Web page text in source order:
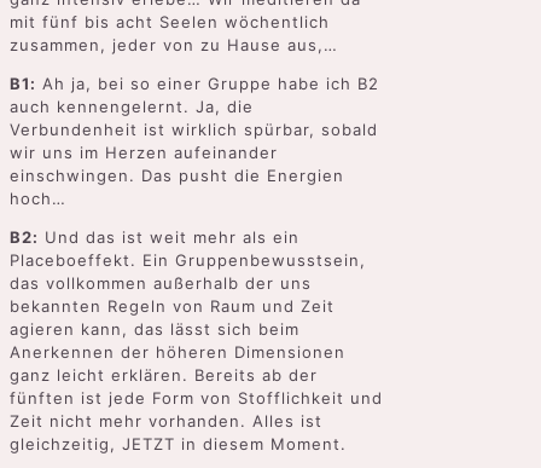
mit fünf bis acht Seelen wöchentlich
zusammen, jeder von zu Hause aus,…
B1: Ah ja, bei so einer Gruppe habe ich B2
auch kennengelernt. Ja, die
Verbundenheit ist wirklich spürbar, sobald
wir uns im Herzen aufeinander
einschwingen. Das pusht die Energien
hoch…
B2: Und das ist weit mehr als ein
Placeboeffekt. Ein Gruppenbewusstsein,
das vollkommen außerhalb der uns
bekannten Regeln von Raum und Zeit
agieren kann, das lässt sich beim
Anerkennen der höheren Dimensionen
ganz leicht erklären. Bereits ab der
fünften ist jede Form von Stofflichkeit und
Zeit nicht mehr vorhanden. Alles ist
gleichzeitig, JETZT in diesem Moment.